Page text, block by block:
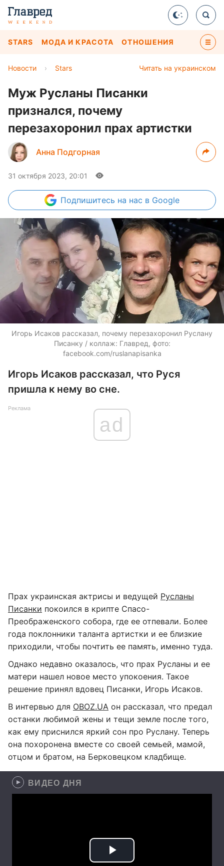
STARS МОДА И КРАСОТА ОТНОШЕНИЯ
Читать на украинском
Новости › Stars
Муж Русланы Писанки
признался, почему
перезахоронил прах артистки
Анна Подгорная
31 октября 2023, 20:01
Подпишитесь на нас в Google
Игорь Исаков рассказал, почему перезахоронил Руслану
Писанку / коллаж: Главред, фото:
facebook.com/ruslanapisanka
Игорь Исаков рассказал, что Руся
пришла к нему во сне.
Реклама
ad
Прах украинская актрисы и ведущей Русланы
Писанки покоился в крипте Спасо-
Преображенского собора, где ее отпевали. Более
года поклонники таланта артистки и ее близкие
приходили, чтобы почтить ее память, именно туда.
Однако недавно оказалось, что прах Русланы и ее
матери нашел новое место упокоения. Такое
решение принял вдовец Писанки, Игорь Исаков.
В интервью для OBOZ.UA он рассказал, что предал
останки любимой жены и тещи земле после того,
как ему приснился яркий сон про Руслану. Теперь
она похоронена вместе со своей семьей, мамой,
отцом и братом, на Берковецком кладбище.
ВИДЕО ДНЯ